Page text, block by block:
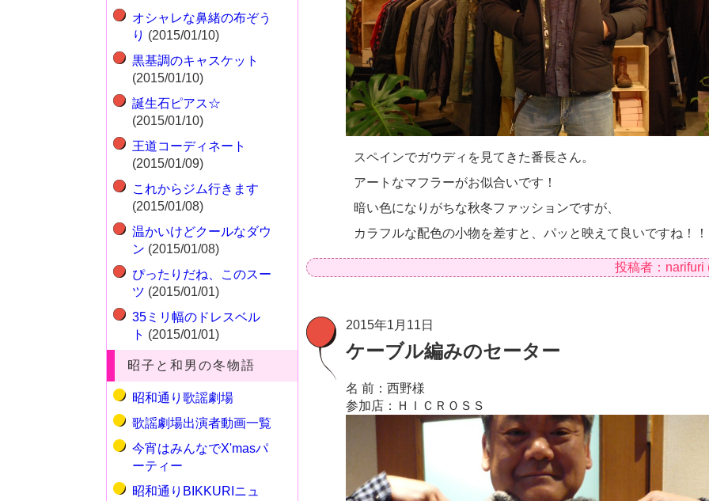
オシャレな鼻緒の布ぞう
り (2015/01/10)
黒基調のキャスケット
(2015/01/10)
誕生石ピアス☆
(2015/01/10)
王道コーディネート
(2015/01/09)
これからジム行きます
(2015/01/08)
温かいけどクールなダウ
ン (2015/01/08)
ぴったりだね、このスー
ツ (2015/01/01)
35ミリ幅のドレスベル
ト (2015/01/01)
昭子と和男の冬物語
昭和通り歌謡劇場
歌謡劇場出演者動画一覧
今宵はみんなでX'masパ
ーティー
昭和通りBIKKURIニュ
スペインでガウディを見てきた番長さん。
アートなマフラーがお似合いです！
暗い色になりがちな秋冬ファッションですが、
カラフルな配色の小物を差すと、パッと映えて良いですね！！
投稿者：narifuri
2015年1月11日
ケーブル編みのセーター
名 前：西野様
参加店：ＨＩＣＲＯＳＳ